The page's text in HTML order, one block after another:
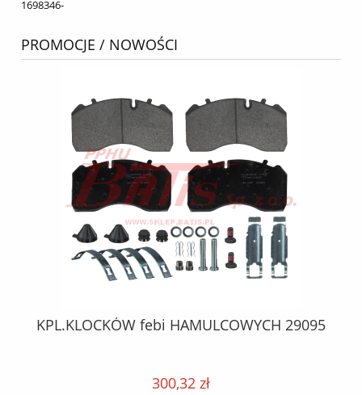
1698346-
PROMOCJE / NOWOŚCI
KPL.KLOCKÓW febi HAMULCOWYCH 29095
300,32 zł